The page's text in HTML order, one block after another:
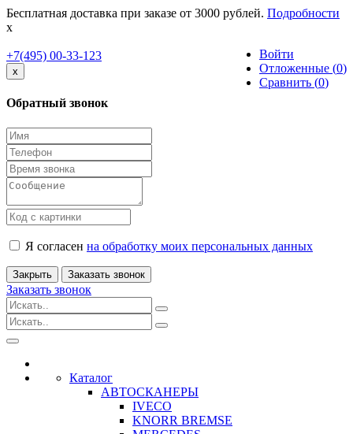
Бесплатная доставка при заказе от 3000 рублей. Подробности
x
Войти
Отложенные (0)
Сравнить (0)
+7(495) 00-33-123
x
Обратный звонок
Я согласен на обработку моих персональных данных
Закрыть Заказать звонок
Заказать звонок
Toggle
Каталог
АВТОСКАНЕРЫ
IVECO
KNORR BREMSE